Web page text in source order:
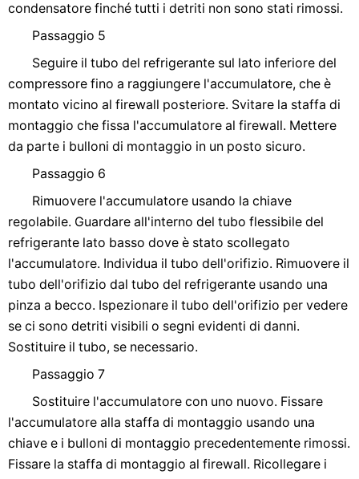
condensatore finché tutti i detriti non sono stati rimossi.
Passaggio 5
Seguire il tubo del refrigerante sul lato inferiore del
compressore fino a raggiungere l'accumulatore, che è
montato vicino al firewall posteriore. Svitare la staffa di
montaggio che fissa l'accumulatore al firewall. Mettere
da parte i bulloni di montaggio in un posto sicuro.
Passaggio 6
Rimuovere l'accumulatore usando la chiave
regolabile. Guardare all'interno del tubo flessibile del
refrigerante lato basso dove è stato scollegato
l'accumulatore. Individua il tubo dell'orifizio. Rimuovere il
tubo dell'orifizio dal tubo del refrigerante usando una
pinza a becco. Ispezionare il tubo dell'orifizio per vedere
se ci sono detriti visibili o segni evidenti di danni.
Sostituire il tubo, se necessario.
Passaggio 7
Sostituire l'accumulatore con uno nuovo. Fissare
l'accumulatore alla staffa di montaggio usando una
chiave e i bulloni di montaggio precedentemente rimossi.
Fissare la staffa di montaggio al firewall. Ricollegare i